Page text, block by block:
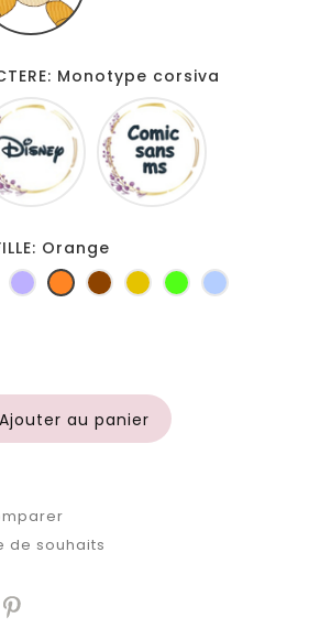
Monotype corsiva
Disney
Orange
LilasOrangeMarronJaune
d'or
Anis Bleu
Ajouter au panier
de souhaits